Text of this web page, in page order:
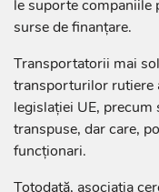
le suporte companiile
surse de finanțare.
Transportatorii mai
transporturilor rutiere
legislației UE,
transpuse, dar care,
funcționari.
Totodată, asociația